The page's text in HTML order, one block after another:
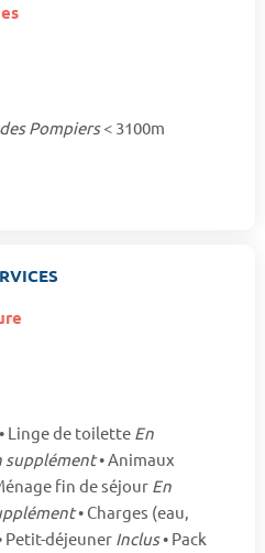
Pompiers< 3100m
Linge de toilette En
supplément• Animaux
fin de séjour En
• Charges (eau,
Petit-déjeuner Inclus• Pack